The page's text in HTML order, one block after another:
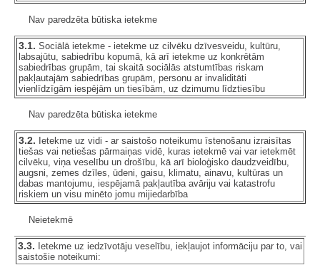
Nav paredzēta būtiska ietekme
3.1. Sociālā ietekme - ietekme uz cilvēku dzīvesveidu, kultūru,
labsajūtu, sabiedrību kopumā, kā arī ietekme uz konkrētām
sabiedrības grupām, tai skaitā sociālās atstumtības riskam
pakļautajām sabiedrības grupām, personu ar invaliditāti
vienlīdzīgām iespējām un tiesībām, uz dzimumu līdztiesību
Nav paredzēta būtiska ietekme
3.2. Ietekme uz vidi - ar saistošo noteikumu īstenošanu izraisītas
tiešas vai netiešas pārmaiņas vidē, kuras ietekmē vai var ietekmēt
cilvēku, viņa veselību un drošību, kā arī bioloģisko daudzveidību,
augsni, zemes dzīles, ūdeni, gaisu, klimatu, ainavu, kultūras un
dabas mantojumu, iespējamā pakļautība avāriju vai katastrofu
riskiem un visu minēto jomu mijiedarbība
Neietekmē
3.3. Ietekme uz iedzīvotāju veselību, iekļaujot informāciju par to, vai
saistošie noteikumi: